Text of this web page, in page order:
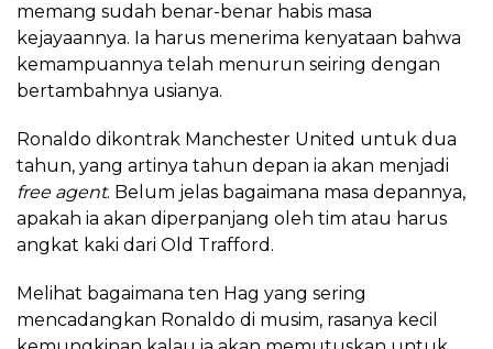
memang sudah benar-benar habis masa
kejayaannya. Ia harus menerima kenyataan bahwa
kemampuannya telah menurun seiring dengan
bertambahnya usianya.
Ronaldo dikontrak Manchester United untuk dua
tahun, yang artinya tahun depan ia akan menjadi
free agent. Belum jelas bagaimana masa depannya,
apakah ia akan diperpanjang oleh tim atau harus
angkat kaki dari Old Trafford.
Melihat bagaimana ten Hag yang sering
mencadangkan Ronaldo di musim, rasanya kecil